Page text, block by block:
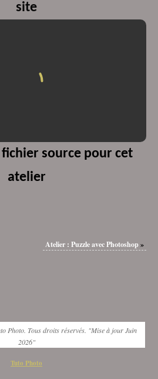
site
fichier source pour cet
atelier
Atelier : Puzzle avec Photoshop»
Photo. Tous droits réservés. "Mise à jour Juin
2026"
Tuto Photo